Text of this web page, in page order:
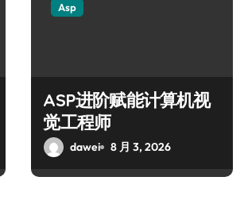
Asp
ASP进阶赋能计算机视
觉工程师
dawei 8 月 3, 2026